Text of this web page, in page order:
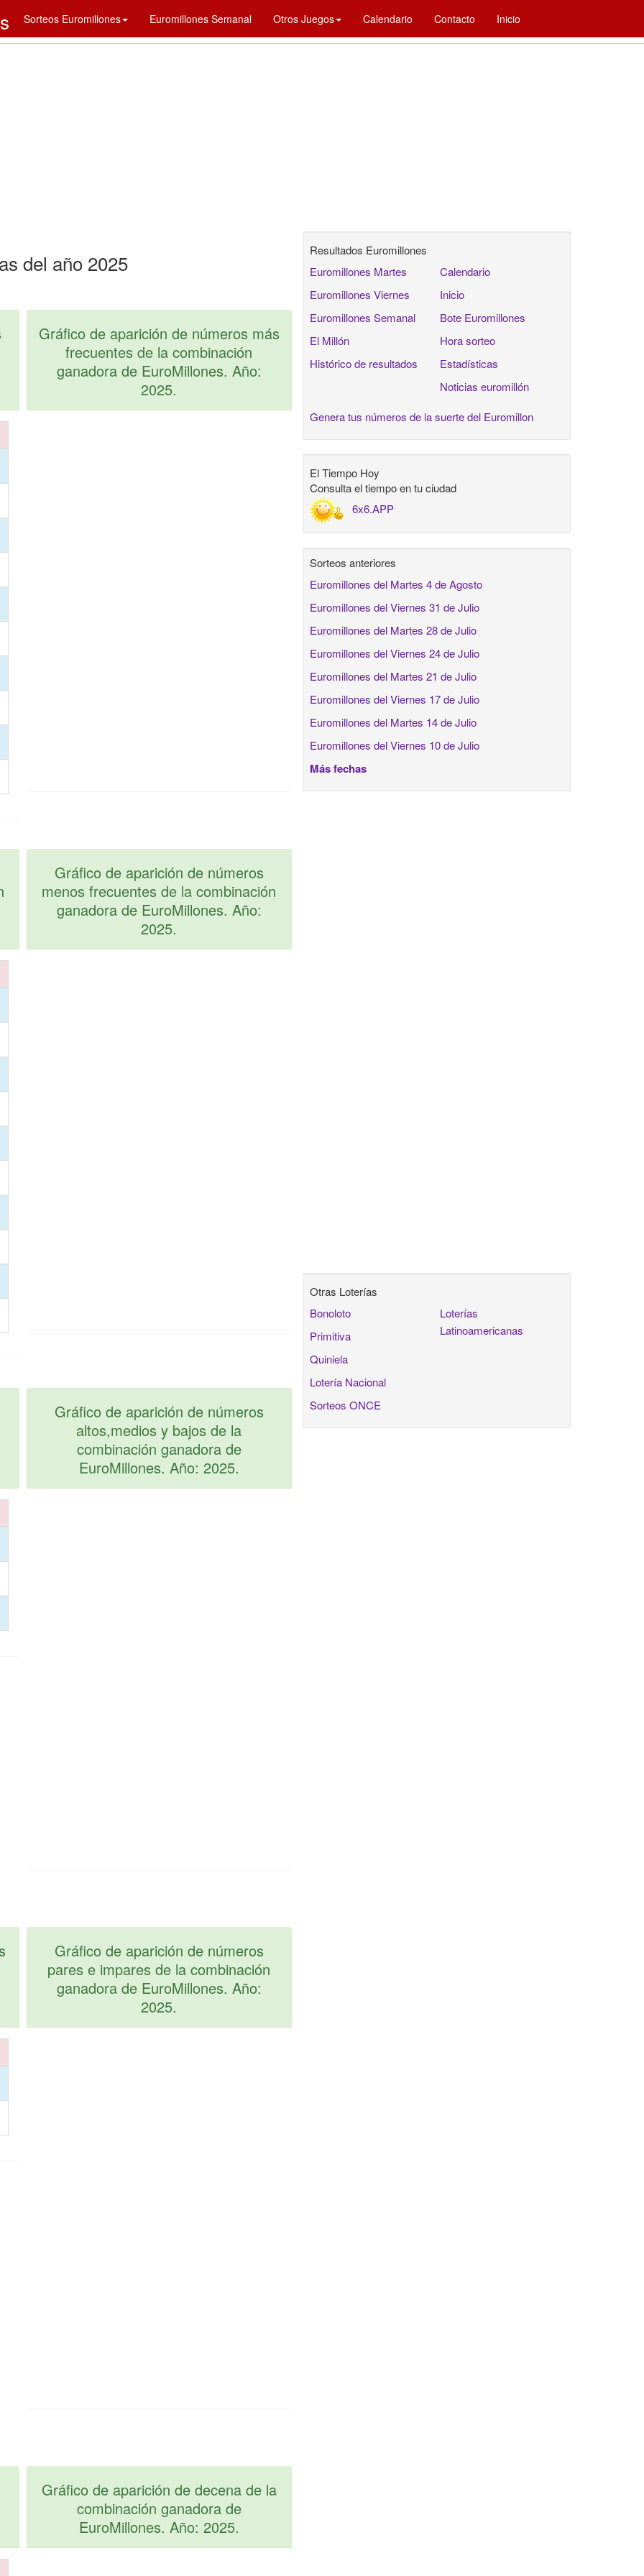
Sorteos Euromillones Euromillones Semanal Otros Juegos Calendario Contacto Inicio
del año 2025
Gráfico de aparición de números más
frecuentes de la combinación
ganadora de EuroMillones. Año:
2025.
Gráfico de aparición de números
menos frecuentes de la combinación
ganadora de EuroMillones. Año:
2025.
Gráfico de aparición de números
altos,medios y bajos de la
combinación ganadora de
EuroMillones. Año: 2025.
Gráfico de aparición de números
pares e impares de la combinación
ganadora de EuroMillones. Año:
2025.
Gráfico de aparición de decena de la
combinación ganadora de
EuroMillones. Año: 2025.
Resultados Euromillones
Euromillones Martes
Euromillones Viernes
Euromillones Semanal
El Millón
Histórico de resultados
Calendario
Inicio
Bote Euromillones
Hora sorteo
Estadísticas
Noticias euromillón
Genera tus números de la suerte del Euromillon
El Tiempo Hoy
Consulta el tiempo en tu ciudad
6x6.APP
Sorteos anteriores
Euromillones del Martes 4 de Agosto
Euromillones del Viernes 31 de Julio
Euromillones del Martes 28 de Julio
Euromillones del Viernes 24 de Julio
Euromillones del Martes 21 de Julio
Euromillones del Viernes 17 de Julio
Euromillones del Martes 14 de Julio
Euromillones del Viernes 10 de Julio
Más fechas
Otras Loterías
Bonoloto
Primitiva
Quiniela
Lotería Nacional
Sorteos ONCE
Loterías
Latinoamericanas